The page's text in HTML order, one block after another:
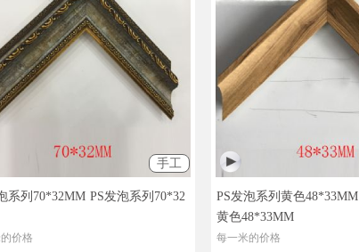
手工
系列70*32MM PS发泡系列70*32
价格
PS发泡系列黄色48*33MM
黄色48*33MM
每一米的价格